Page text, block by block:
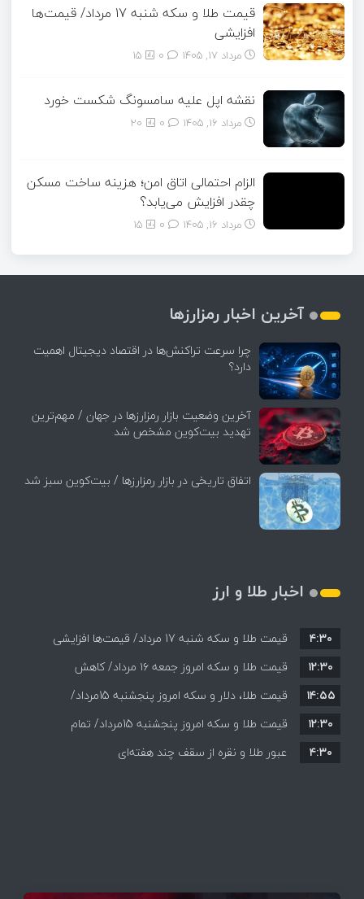
قیمت طلا و سکه شنبه 17 مرداد/ قیمت‌ها
افزایشی
مرداد ۱۷, ۱۴۰۵ 15
نقشه اپل علیه سامسونگ شکست خورد
مرداد ۱۶, ۱۴۰۵ 20
الزام احتمالی اتاق امن؛ هزینه ساخت مسکن
چقدر افزایش می‌یابد؟
مرداد ۱۶, ۱۴۰۵ 15
آخرین اخبار رمزارزها
چرا سرعت تراکنش‌ها در اقتصاد دیجیتال اهمیت
دارد؟
آخرین وضعیت بازار رمزارزها در جهان / مهم‌ترین
تهدید بیت‌کوین مشخص شد
اتفاق تاریخی در بازار رمزارزها / بیت‌کوین سبز شد
اخبار طلا و ارز
قیمت طلا و سکه شنبه 17 مرداد/ قیمت‌ها افزایشی
۴:۳۰
قیمت طلا و سکه امروز جمعه ۱۶ مرداد/ کاهش
قیمت ها+ جدول و جزییات
۱۲:۳۰
قیمت طلا، دلار و سکه امروز پنجشنبه 15مرداد/
افزایش قیمت ها + جدول
۱۴:۵۵
قیمت طلا و سکه امروز پنجشنبه 15مرداد/ تمام
قیمت ها بر مدار افزایش + جدول
۱۲:۳۰
عبور طلا و نقره از سقف چند هفته‌ای
۴:۳۰